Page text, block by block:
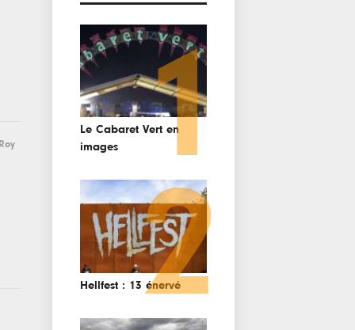
Le Cabaret Vert en
images
1
Hellfest : 13 énervé
2